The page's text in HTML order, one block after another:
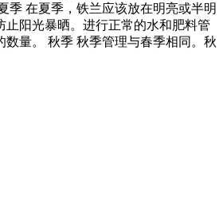
季 在夏季，铁兰应该放在明亮或半明
止阳光暴晒。进行正常的水和肥料管
数量。 秋季 秋季管理与春季相同。秋